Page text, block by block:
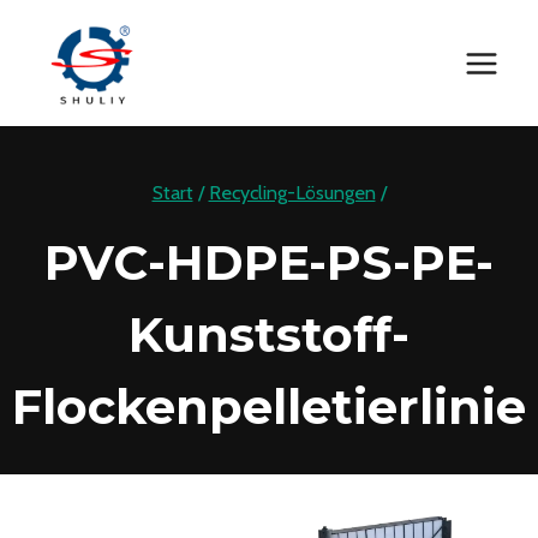
springen
Start / Recycling-Lösungen /
PVC-HDPE-PS-PE-
Kunststoff-
Flockenpelletierlinie